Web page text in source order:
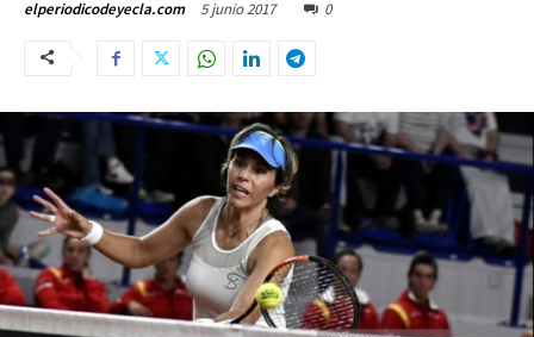
elperiodicodeyecla.com 5 junio 2017 0